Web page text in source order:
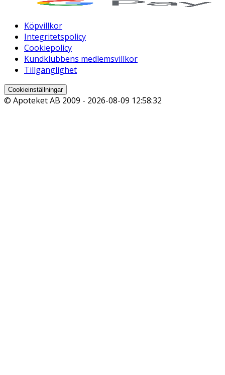
Köpvillkor
Integritetspolicy
Cookiepolicy
Kundklubbens medlemsvillkor
Tillgänglighet
Cookieinställningar
© Apoteket AB 2009 - 2026-08-09 12:58:32